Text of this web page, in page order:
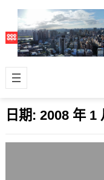
日期: 2008 年 1